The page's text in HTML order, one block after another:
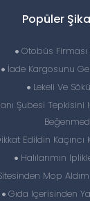
Popüler
Otobüs Firması
İade Kargosunu
Lekeli Ve
Şubesi Tepkisini
Edildin
Halılarımın
Mop
Gıda Içerisinden